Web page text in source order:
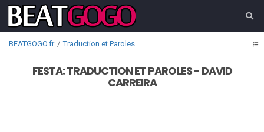
BEATGOGO.fr Traduction et Paroles
FESTA: TRADUCTION ET PAROLES - DAVID
CARREIRA